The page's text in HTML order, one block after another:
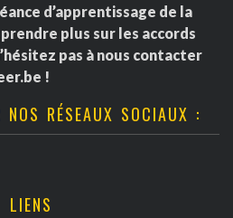
d’apprentissage de la
plus sur les accords
pas à nous contacter
!
NOS RÉSEAUX SOCIAUX :
LIENS